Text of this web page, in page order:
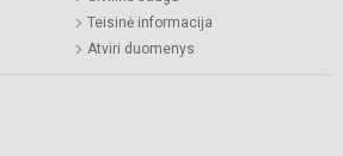
Teisinė informacija
Atviri duomenys